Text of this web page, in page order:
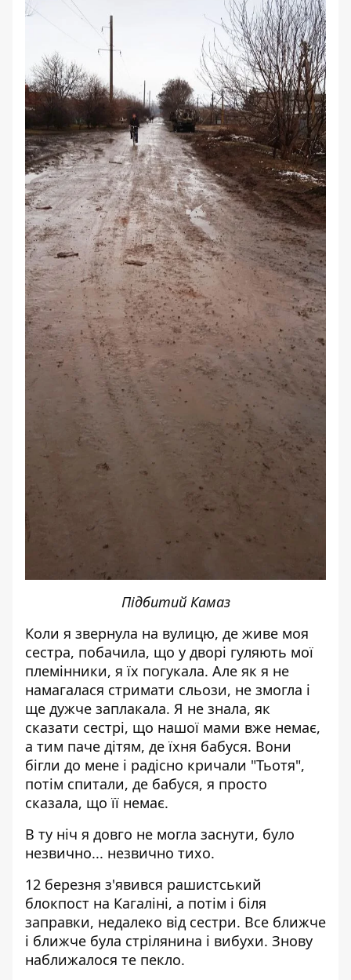
Підбитий Камаз
Коли я звернула на вулицю, де живе моя
сестра, побачила, що у дворі гуляють мої
племінники, я їх погукала. Але як я не
намагалася стримати сльози, не змогла і
ще дужче заплакала. Я не знала, як
сказати сестрі, що нашої мами вже немає,
а тим паче дітям, де їхня бабуся. Вони
бігли до мене і радісно кричали "Тьотя",
потім спитали, де бабуся, я просто
сказала, що її немає.
В ту ніч я довго не могла заснути, було
незвично... незвично тихо.
12 березня з'явився рашистський
блокпост на Кагаліні, а потім і біля
заправки, недалеко від сестри. Все ближче
і ближче була стрілянина і вибухи. Знову
наближалося те пекло.